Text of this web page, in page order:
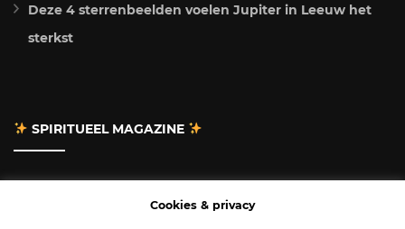
Deze 4 sterrenbeelden voelen Jupiter in Leeuw het
sterkst
SPIRITUEEL MAGAZINE
Cookies & privacy